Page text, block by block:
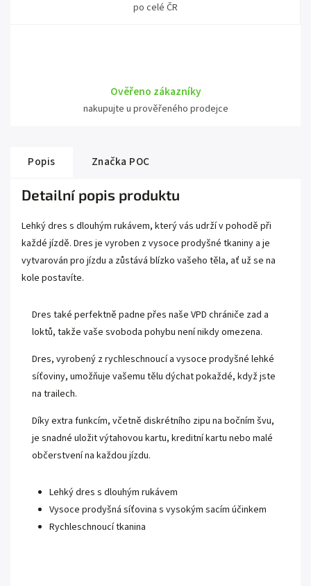
po celé ČR
Ověřeno zákazníky
nakupujte u prověřeného prodejce
Popis Značka POC
Detailní popis produktu
Lehký dres s dlouhým rukávem, který vás udrží v pohodě při
každé jízdě. Dres je vyroben z vysoce prodyšné tkaniny a je
vytvarován pro jízdu a zůstává blízko vašeho těla, ať už se na
kole postavíte.
Dres také perfektně padne přes naše VPD chrániče zad a
loktů, takže vaše svoboda pohybu není nikdy omezena.
Dres, vyrobený z rychleschnoucí a vysoce prodyšné lehké
síťoviny, umožňuje vašemu tělu dýchat pokaždé, když jste
na trailech.
Díky extra funkcím, včetně diskrétního zipu na bočním švu,
je snadné uložit výtahovou kartu, kreditní kartu nebo malé
občerstvení na každou jízdu.
Lehký dres s dlouhým rukávem
Vysoce prodyšná síťovina s vysokým sacím účinkem
Rychleschnoucí tkanina